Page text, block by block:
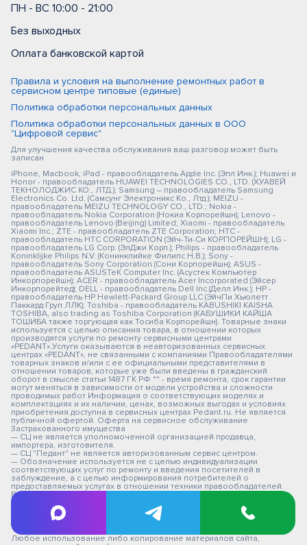
ПН - ВС 10:00 - 21:00
Без выходных
Оплата банковской картой
Правила и условия на выполнение ремонтных работ в
сервисном центре типовые (единые)
Политика обработки персональных данных
Политика обработки персональных данных в ООО
"Цифровой сервис"
Для улучшения качества обслуживания ваш разговор может быть
записан
iPhone, Macbook, iPad - правообладатель Apple Inc. (Эпл Инк.); Huawei и
Honor - правообладатель HUAWEI TECHNOLOGIES CO., LTD. (ХУАВЕЙ
ТЕКНОЛОДЖИС КО., ЛТД.); Samsung – правообладатель Samsung
Electronics Co. Ltd. (Самсунг Электроникс Ко., Лтд.); MEIZU -
правообладатель MEIZU TECHNOLOGY CO., LTD.; Nokia -
правообладатель Nokia Corporation (Нокиа Корпорейшн); Lenovo -
правообладатель Lenovo (Beijing) Limited; Xiaomi - правообладатель
Xiaomi Inc.; ZTE - правообладатель ZTE Corporation; HTC -
правообладатель HTC CORPORATION (Эйч-Ти-Си КОРПОРЕЙШН); LG -
правообладатель LG Corp. (ЭлДжи Корп.); Philips - правообладатель
Koninklijke Philips N.V. (Конинклийке Филипс Н.В.); Sony -
правообладатель Sony Corporation (Сони Корпорейшн); ASUS -
правообладатель ASUSTeK Computer Inc. (Асустек Компьютер
Инкорпорейшн); ACER - правообладатель Acer Incorporated (Эйсер
Инкорпорейтед); DELL - правообладатель Dell Inc.(Делл Инк.); HP -
правообладатель HP Hewlett-Packard Group LLC (ЭйчПи Хьюлетт
Паккард Груп ЛЛК); Toshiba - правообладатель KABUSHIKI KAISHA
TOSHIBA, also trading as Toshiba Corporation (КАБУШИКИ КАЙША
ТОШИБА также торгующая как Тосиба Корпорейшн). Товарные знаки
используется с целью описания товара, в отношении которых
производятся услуги по ремонту сервисными центрами
«PEDANT».Услуги оказываются в неавторизованных сервисных
центрах «PEDANT», не связанными с компаниями Правообладателями
товарных знаков и/или с ее официальными представителями в
отношении товаров, которые уже были введены в гражданский
оборот в смысле статьи 1487 ГК РФ ** - время ремонта, срок гарантии
могут меняться в зависимости от модели устройства и сложности
проводимых работ Информация о соответствующих моделях и
комплектациях и их наличии, ценах, возможных выгодах и условиях
приобретения доступна в сервисных центрах Pedant.ru. Не является
публичной офертой. Оферта на сервисное обслуживание
Застрахованного имущества
— СЦ не является уполномоченной организацией продавца,
импортера, изготовителя.
— СЦ "Педант" не является авторизованным сервис центром.
— Обозначение используется не с целью индивидуализации
соответствующих услуг по ремонту и введения посетителей в
заблуждение, а с целью информирования потребителей о
предоставляемых услугах в отношении техники правообладателей.
Вся информация на сайте носит исключительно информационный
характер.
© 2026 pedant-kostroma.ru
Любое использование либо копирование материалов сайта,